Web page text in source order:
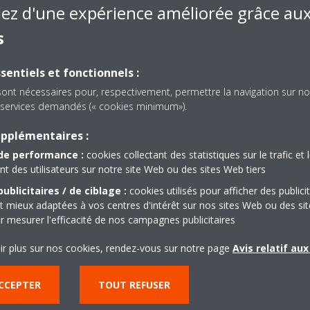
d’eau glacée centrifuge
besoins bien spécifiques. Certains aspects peuvent cependant
plutôt que d'autres types de groupes d'eau glacée.
sans aucun doute, l'efficacité et l'encombrement.
de grands bâtiments, la technologie centrifuge refroidie
centrifuges représentent toujours une option à envisager, car ils
relativement restreint, tout en assurant des niveaux
peuvent en effet assurer une grande puissance tout en
(les groupes d'eau glacée centrifuges Daikin équipés d'un VFD
qui se traduit par de faibles coûts d'exploitation pour l'utilisateur
centrifuges Daikin sont conçus en tenant compte des applications
d'une expérience améliorée grâce
et fonctionnels :
nécessaires pour, respectivement, permettre la navigation sur
demandés (« cookies minimum»).
:
performance : cookies collectant des statistiques sur le trafic et
des utilisateurs sur notre site Web ou des sites Web tiers
/ de ciblage : cookies utilisés pour afficher des
mieux adaptées à vos centres d'intérêt sur nos sites Web ou des
mesurer l'efficacité de nos campagnes publicitaires
plus sur nos cookies, rendez-vous sur notre page Avis relatif
TOUT REFUSER